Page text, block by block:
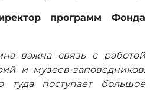
программ Фонда
важна связь с работой
и музеев-заповедников.
туда поступает большое